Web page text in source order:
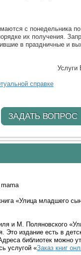
с понедельника
их получения.
в праздничные и
Услуги
справке
ЗАДАТЬ ВОПРОС
mama
«Улица младшего
и М. Поляновского
Это издание есть в
библиотек можно
услугой «Заказ книг